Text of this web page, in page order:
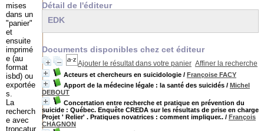
Détail de l'éditeur
EDK
Documents disponibles chez cet éditeur
Ajouter le résultat dans votre panier Affiner la recherche
Acteurs et chercheurs en suicidologie/ Françoise FACY
Apport de la médecine légale : la santé des suicidés/ Michel
DEBOUT
Concertation entre recherche et pratique en prévention du
suicide : Québec. Enquête CREDA sur les résultats de prise en charge
Projet ' Relier' . Pratiques novatrices : comment impliquer../ François
CHAGNON
mises
dans un
"panier"
et
ensuite
imprimé
e (au
format
isbd) ou
exportée
s.
La
recherch
e avec
troncatur